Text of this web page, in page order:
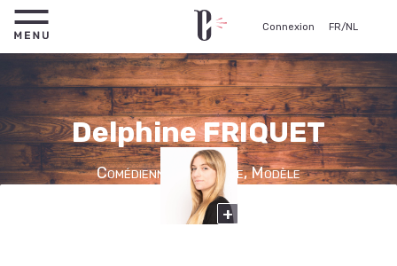
Connexion FR/NL
Delphine FRIQUET
Comédienne, Figurante, Modèle
+